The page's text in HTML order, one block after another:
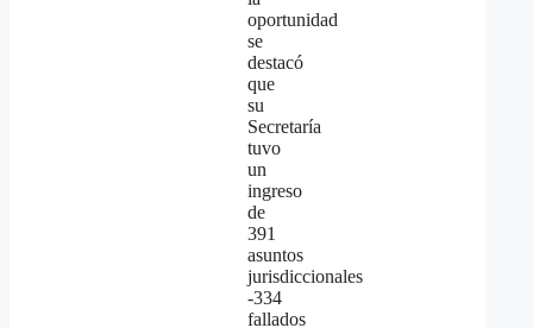
oportunidad
se
destacó
que
su
Secretaría
tuvo
un
ingreso
de
391
asuntos
jurisdiccionales
-334
fallados